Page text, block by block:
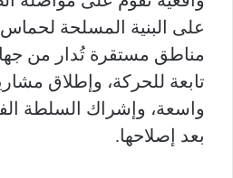
على البنية المسلحة
مناطق مستقرة تُدار من
تابعة للحركة، وإطلاق
واسعة، وإشراك السلطة
بعد إصلاحها.